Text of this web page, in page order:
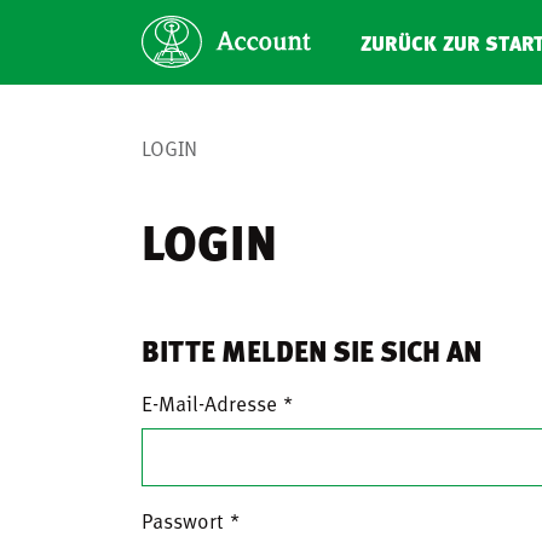
ZURÜCK ZUR
LOGIN
LOGIN
BITTE MELDEN SIE SICH AN
E-Mail-Adresse
Passwort